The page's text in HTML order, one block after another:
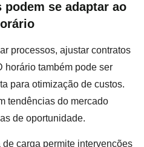
se adaptar ao
processos, ajustar contratos
horário também pode ser
para otimização de custos.
tendências do mercado
de oportunidade.
carga permite intervenções